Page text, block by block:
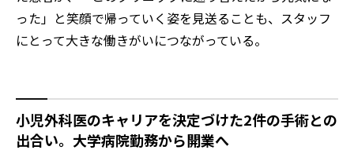
った」と笑顔で帰っていく姿を見送ることも、スタッフ
にとって大きな働きがいにつながっている。
小児外科医のキャリアを決定づけた2件の手術との
出合い。大学病院勤務から開業へ